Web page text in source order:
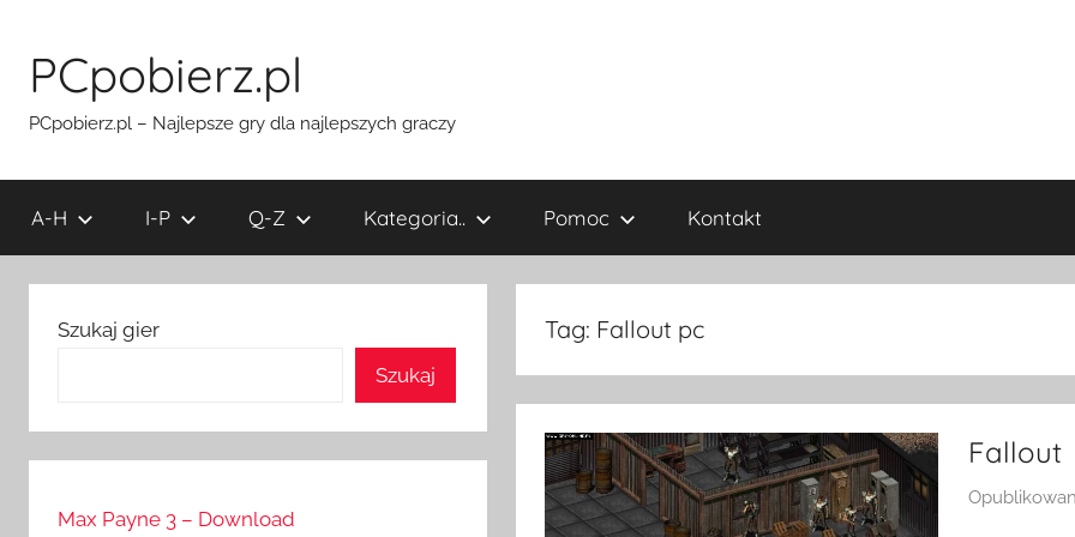
treściPCpobierz.pl
PCpobierz.pl – Najlepsze gry dla najlepszych graczy
A-H I-P Q-Z Kategoria.. Pomoc Kontakt
Tag: Fallout pc
Fallout
Szukaj gier
Szukaj
Max Payne 3 – Download